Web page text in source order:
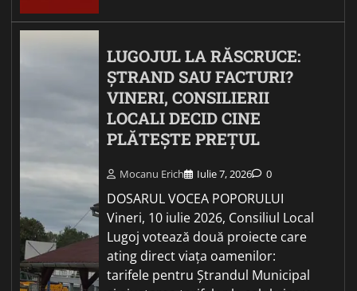
LUGOJUL LA RĂSCRUCE:
ȘTRAND SAU FACTURI?
VINERI, CONSILIERII
LOCALI DECID CINE
PLĂTEȘTE PREȚUL
Mocanu Erich Iulie 7, 2026 0
DOSARUL VOCEA POPORULUI
Vineri, 10 iulie 2026, Consiliul Local
Lugoj votează două proiecte care
ating direct viața oamenilor:
tarifele pentru Ștrandul Municipal